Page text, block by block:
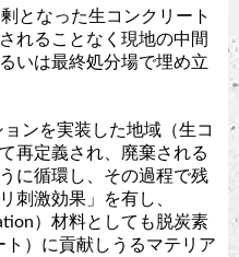
となった生コンクリート
れることなく現地の中間
いは最終処分場で埋め立
ンを実装した地域（生コ
再定義され、廃棄される
に循環し、その過程で残
刺激効果」を有し、
）材料としても脱炭素
）に貢献しうるマテリア